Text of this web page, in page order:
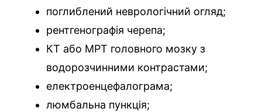
поглиблений неврологічний огляд;
рентгенографія черепа;
КТ або МРТ головного мозку з
водорозчинними контрастами;
електроенцефалограма;
люмбальна пункція;